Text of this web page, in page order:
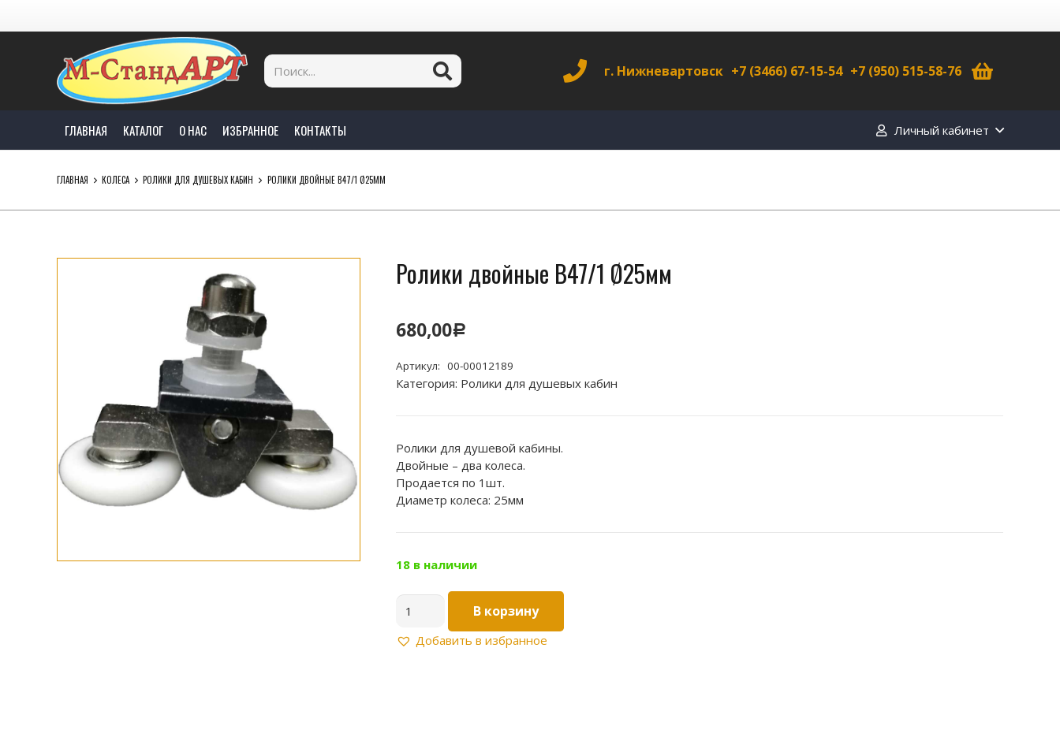
г. Нижневартовск +7 (3466) 67-15-54 +7 (950) 515-58-76
ГЛАВНАЯ КАТАЛОГ О НАС ИЗБРАННОЕ КОНТАКТЫ Личный кабинет
ГЛАВНАЯ КОЛЕСА РОЛИКИ ДЛЯ ДУШЕВЫХ КАБИН РОЛИКИ ДВОЙНЫЕ B47/1 Ø25ММ
Ролики двойные B47/1 Ø25мм
680,00Р
Артикул: 00-00012189
Категория: Ролики для душевых кабин
Ролики для душевой кабины.
Двойные – два колеса.
Продается по 1шт.
Диаметр колеса: 25мм
18 в наличии
товара
Ролики
В корзину
Добавить в избранное